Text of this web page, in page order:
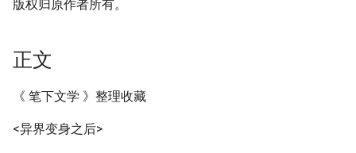
版权归原作者所有。
正文
《 笔下文学 》整理收藏
<异界变身之后>